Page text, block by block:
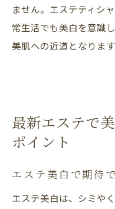
ません。エステティシ
常生活でも美白を意識
美肌への近道となります
最新エステで
ポイント
エステ美白で期待
エステ美白は、シミや